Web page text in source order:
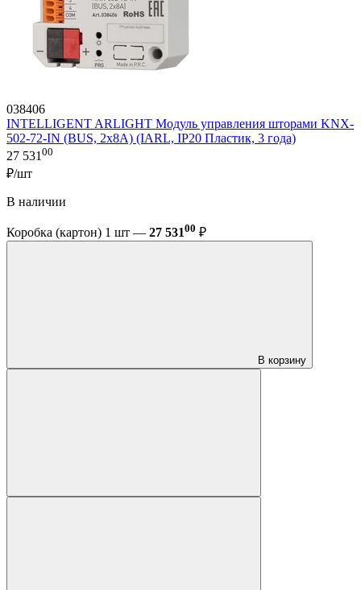
038406
INTELLIGENT ARLIGHT Модуль управления шторами KNX-
502-72-IN (BUS, 2x8A) (IARL, IP20 Пластик, 3 года)
27 53100
₽/шт
В наличии
Коробка (картон) 1 шт — 27 53100 ₽
В корзину